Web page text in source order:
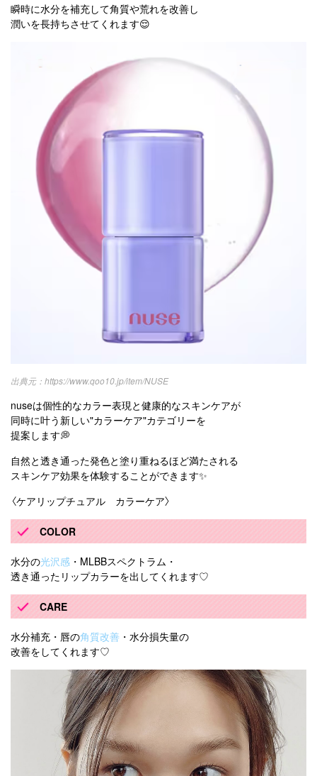
瞬時に水分を補充して角質や荒れを改善し
潤いを長持ちさせてくれます😌
https://www.qoo10.jp/item/NUSE
nuseは個性的なカラー表現と健康的なスキンケアが
同時に叶う新しい"カラーケア"カテゴリーを
提案します💭
自然と透き通った発色と塗り重ねるほど満たされる
スキンケア効果を体験することができます✨
〈ケアリップチュアル カラーケア〉
COLOR
水分の光沢感 ・MLBBスペクトラム・
透き通ったリップカラーを出してくれます♡
CARE
水分補充・唇の角質改善 ・水分損失量の
改善をしてくれます♡